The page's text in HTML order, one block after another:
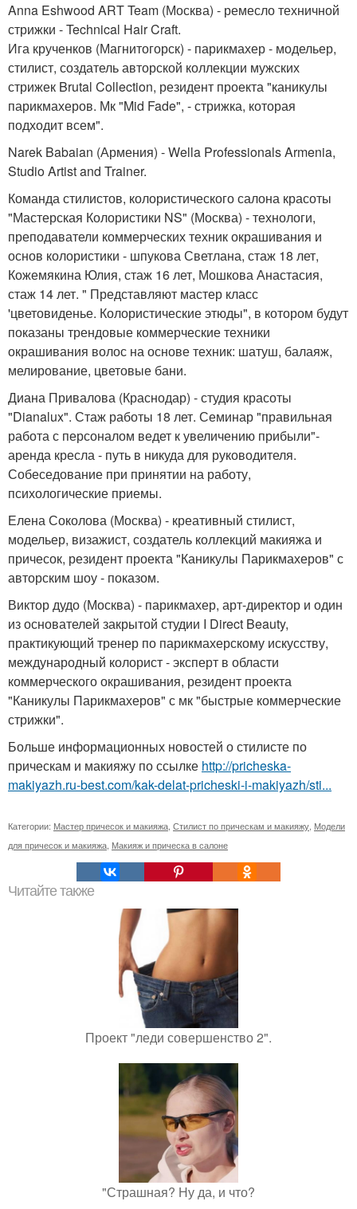
Anna Eshwood ART Team (Москва) - ремесло техничной
стрижки - Technical Hair Craft.
Ига крученков (Магнитогорск) - парикмахер - модельер,
стилист, создатель авторской коллекции мужских
стрижек Brutal Collection, резидент проекта "каникулы
парикмахеров. Мк "Mid Fade", - стрижка, которая
подходит всем".
Narek Babaian (Армения) - Wella Professionals Armenia,
Studio Artist and Trainer.
Команда стилистов, колористического салона красоты
"Мастерская Колористики NS" (Москва) - технологи,
преподаватели коммерческих техник окрашивания и
основ колористики - шпукова Светлана, стаж 18 лет,
Кожемякина Юлия, стаж 16 лет, Мошкова Анастасия,
стаж 14 лет. " Представляют мастер класс
'цветовиденье. Колористические этюды", в котором будут
показаны трендовые коммерческие техники
окрашивания волос на основе техник: шатуш, балаяж,
мелирование, цветовые бани.
Диана Привалова (Краснодар) - студия красоты
"Dianalux". Стаж работы 18 лет. Семинар "правильная
работа с персоналом ведет к увеличению прибыли"-
аренда кресла - путь в никуда для руководителя.
Собеседование при принятии на работу,
психологические приемы.
Елена Соколова (Москва) - креативный стилист,
модельер, визажист, создатель коллекций макияжа и
причесок, резидент проекта "Каникулы Парикмахеров" с
авторским шоу - показом.
Виктор дудо (Москва) - парикмахер, арт-директор и один
из основателей закрытой студии I Direct Beauty,
практикующий тренер по парикмахерскому искусству,
международный колорист - эксперт в области
коммерческого окрашивания, резидент проекта
"Каникулы Парикмахеров" с мк "быстрые коммерческие
стрижки".
Больше информационных новостей о стилисте по
прическам и макияжу по ссылке http://pricheska-
makiyazh.ru-best.com/kak-delat-pricheski-i-makiyazh/sti...
Категории: Мастер причесок и макияжа Стилист по прическам и макияжу Модели
для причесок и макияжа Макияж и прическа в салоне
Читайте также
Проект "леди совершенство 2".
"Страшная? Ну да, и что?